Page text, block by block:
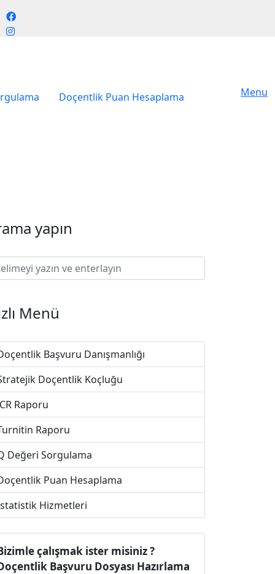
Doçentlik Puan Hesaplama Menu
yapın
Menü
Başvuru Danışmanlığı
Doçentlik Koçluğu
Raporu
Raporu
Değeri Sorgulama
Puan Hesaplama
Hizmetleri
çalışmak ister misiniz ?
Başvuru Dosyası Hazırlama